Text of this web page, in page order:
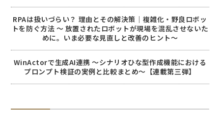
RPAは扱いづらい？ 理由とその解決策｜複雑化・野良ロボッ
トを防ぐ方法 〜 放置されたロボットが現場を混乱させないた
めに。いま必要な見直しと改善のヒント〜
WinActorで生成AI連携 ～シナリオひな型作成機能における
プロンプト検証の実例と比較まとめ～【連載第三弾】